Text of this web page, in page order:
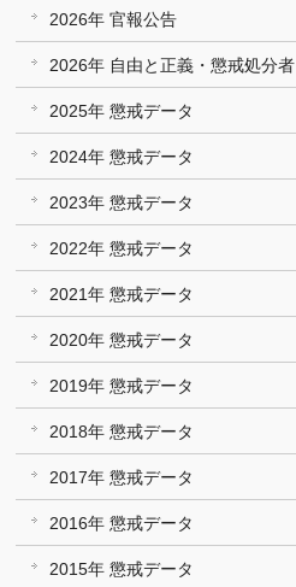
2026年 官報公告
2026年 自由と正義・懲戒処分者
2025年 懲戒データ
2024年 懲戒データ
2023年 懲戒データ
2022年 懲戒データ
2021年 懲戒データ
2020年 懲戒データ
2019年 懲戒データ
2018年 懲戒データ
2017年 懲戒データ
2016年 懲戒データ
2015年 懲戒データ